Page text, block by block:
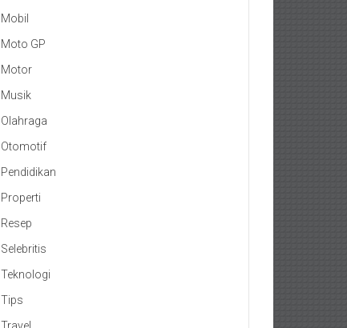
Mobil
Moto GP
Motor
Musik
Olahraga
Otomotif
Pendidikan
Properti
Resep
Selebritis
Teknologi
Tips